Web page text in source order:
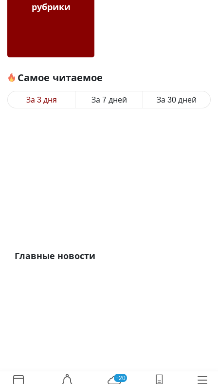
рубрики
Самое читаемое
За 3 дня За 7 дней За 30 дней
Главные новости
+20